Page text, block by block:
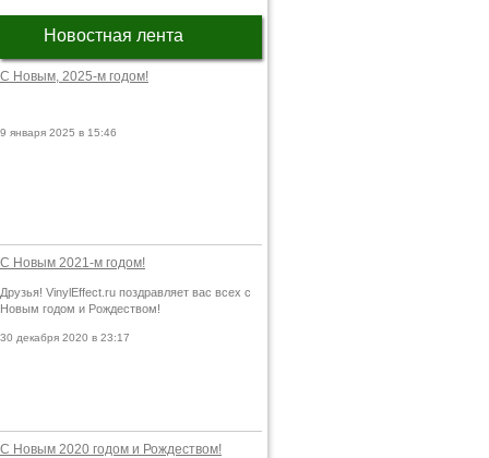
Новостная лента
С Новым, 2025-м годом!
9 января 2025 в 15:46
С Новым 2021-м годом!
Друзья! VinylEffect.ru поздравляет вас всех с
Новым годом и Рождеством!
30 декабря 2020 в 23:17
С Новым 2020 годом и Рождеством!